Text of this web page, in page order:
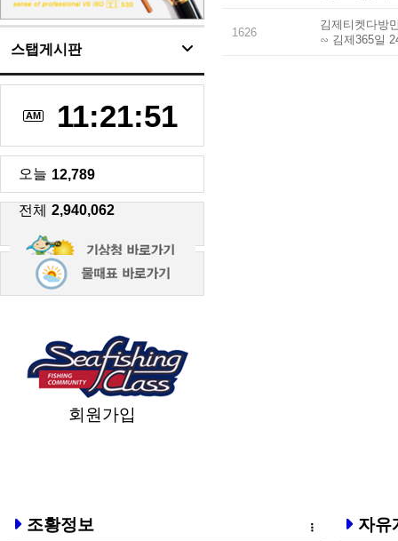
스탭게시판
AM 11:21:52
오늘 12,789
전체 2,940,062
회원가입
1626
김제티켓다방
∽ 김제365일
조황정보 자유